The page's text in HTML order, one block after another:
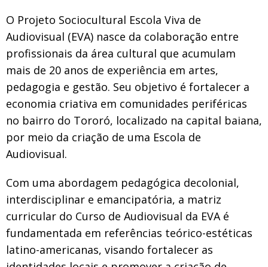
O Projeto Sociocultural Escola Viva de
Audiovisual (EVA) nasce da colaboração entre
profissionais da área cultural que acumulam
mais de 20 anos de experiência em artes,
pedagogia e gestão. Seu objetivo é fortalecer a
economia criativa em comunidades periféricas
no bairro do Tororó, localizado na capital baiana,
por meio da criação de uma Escola de
Audiovisual.
Com uma abordagem pedagógica decolonial,
interdisciplinar e emancipatória, a matriz
curricular do Curso de Audiovisual da EVA é
fundamentada em referências teórico-estéticas
latino-americanas, visando fortalecer as